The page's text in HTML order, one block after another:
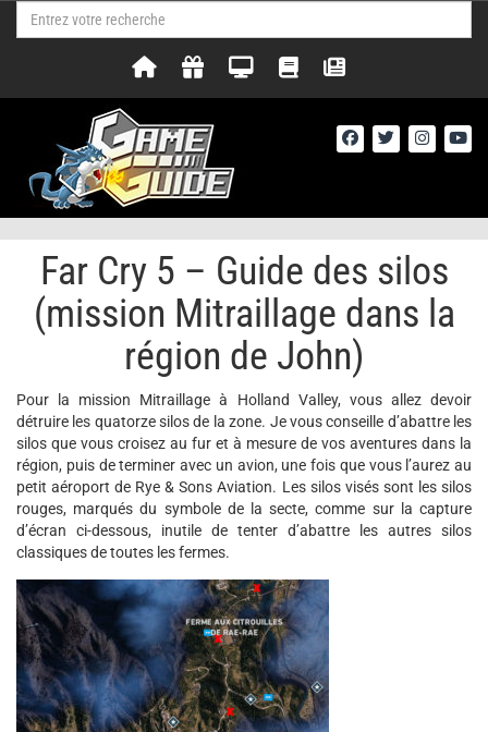
Far Cry 5 – Guide des silos
(mission Mitraillage dans la
région de John)
Pour la mission Mitraillage à Holland Valley, vous allez devoir
détruire les quatorze silos de la zone. Je vous conseille d’abattre les
silos que vous croisez au fur et à mesure de vos aventures dans la
région, puis de terminer avec un avion, une fois que vous l’aurez au
petit aéroport de Rye & Sons Aviation. Les silos visés sont les silos
rouges, marqués du symbole de la secte, comme sur la capture
d’écran ci-dessous, inutile de tenter d’abattre les autres silos
classiques de toutes les fermes.